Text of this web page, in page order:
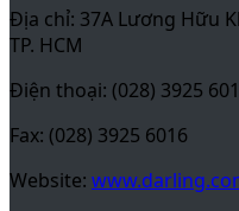
Địa chỉ: 46 Hai Bà Trưng,
Việt Nam
Điện thoại: (028) 3925
FANPAGE FACEBOOK